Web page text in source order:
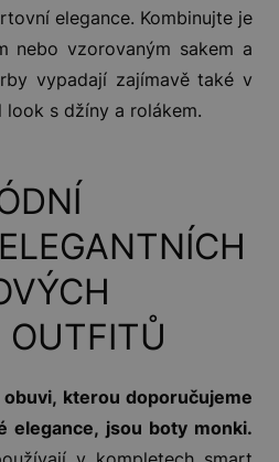
elegance. Kombinujte je
nebo vzorovaným sakem a
vypadají zajímavě také v
s džíny a rolákem.
OUTFITŮ
kterou doporučujeme
elegance, jsou boty monki.